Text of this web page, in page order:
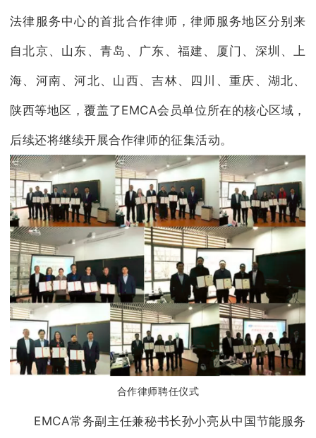
法律服务中心的首批合作律师，律师服务地区分别来
自北京、山东、青岛、广东、福建、厦门、深圳、上
海、河南、河北、山西、吉林、四川、重庆、湖北、
陕西等地区，覆盖了EMCA会员单位所在的核心区域，
后续还将继续开展合作律师的征集活动。
合作律师聘任仪式
EMCA常务副主任兼秘书长孙小亮从中国节能服务